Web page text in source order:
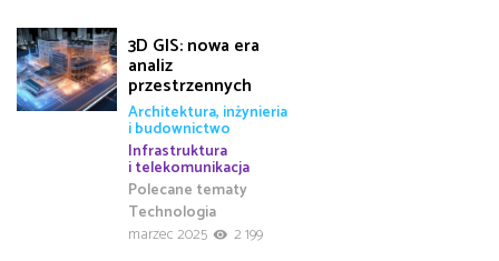
3D GIS: nowa era
analiz
przestrzennych
Architektura, inżynieria
i budownictwo
Infrastruktura
i telekomunikacja
Polecane tematy
Technologia
marzec 2025
2 199